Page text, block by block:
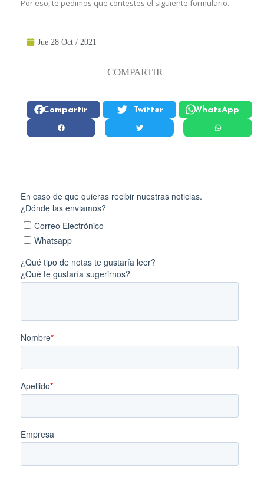
Por eso, te pedimos que contestes el siguiente formulario.
Jue 28 Oct / 2021
COMPARTIR
Compartir Twitter WhatsApp